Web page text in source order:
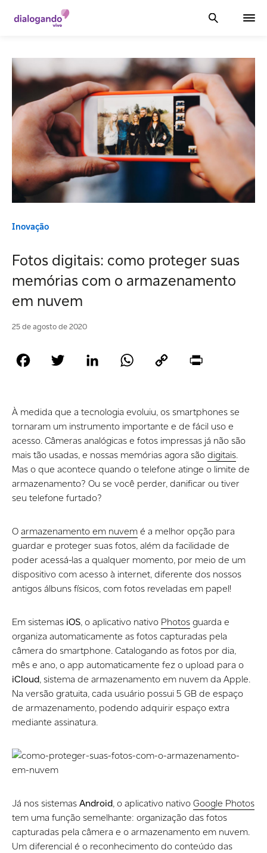
Inovação
Fotos digitais: como proteger suas
memórias com o armazenamento
em nuvem
25 de agosto de 2020
Facebook Twitter LinkedIn WhatsAppCopy
À medida que a tecnologia evoluiu, os smartphones se
tornaram um instrumento importante e de fácil uso e
acesso. Câmeras analógicas e fotos impressas já não são
mais tão usadas, e nossas memórias agora sãodigitais.
Mas o que acontece quando o telefone atinge o limite de
armazenamento? Ou se você perder, danificar ou tiver
seu telefone furtado?
Oarmazenamento em nuvemé a melhor opção para
guardar e proteger suas fotos, além da facilidade de
poder acessá-las a qualquer momento, por meio de um
dispositivo com acesso à internet, diferente dos nossos
antigos álbuns físicos, com fotos reveladas em papel!
Em sistemas iOS, o aplicativo nativo Photosguarda e
organiza automaticamente as fotos capturadas pela
câmera do smartphone. Catalogando as fotos por dia,
mês e ano, o app automaticamente fez o upload para o
iCloud, sistema de armazenamento em nuvem da Apple.
Na versão gratuita, cada usuário possui 5 GB de espaço
de armazenamento, podendo adquirir espaço extra
mediante assinatura.
Já nos sistemasAndroid, o aplicativo nativoGoogle Photos
tem uma função semelhante: organização das fotos
capturadas pela câmera e o armazenamento em nuvem.
Um diferencial é o reconhecimento do conteúdo das